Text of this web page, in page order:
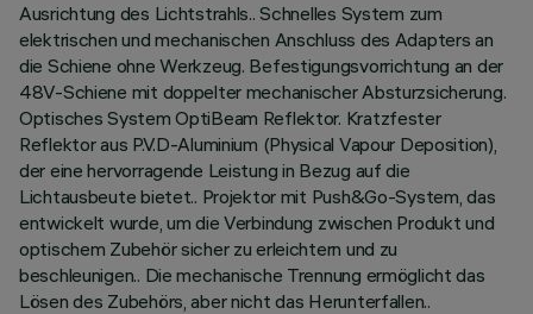
Ausrichtung des Lichtstrahls.. Schnelles System zum
elektrischen und mechanischen Anschluss des Adapters an
die Schiene ohne Werkzeug. Befestigungsvorrichtung an der
48V-Schiene mit doppelter mechanischer Absturzsicherung.
Optisches System OptiBeam Reflektor. Kratzfester
Reflektor aus P.V.D-Aluminium (Physical Vapour Deposition),
der eine hervorragende Leistung in Bezug auf die
Lichtausbeute bietet.. Projektor mit Push&Go-System, das
entwickelt wurde, um die Verbindung zwischen Produkt und
optischem Zubehör sicher zu erleichtern und zu
beschleunigen.. Die mechanische Trennung ermöglicht das
Lösen des Zubehörs, aber nicht das Herunterfallen..